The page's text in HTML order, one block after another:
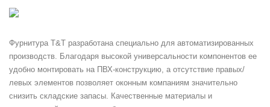
Фурнитура T&T разработана специально для автоматизированных
производств. Благодаря высокой универсальности компонентов ее
удобно монтировать на ПВХ-конструкцию, а отсутствие правых/
левых элементов позволяет оконным компаниям значительно
снизить складские запасы. Качественные материалы и